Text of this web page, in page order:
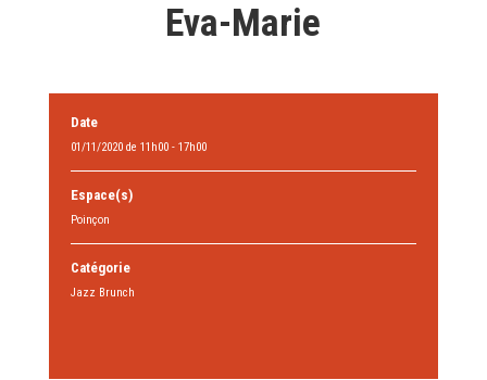
Eva-Marie
Date
01/11/2020 de 11h00 - 17h00
Espace(s)
Poinçon
Catégorie
Jazz Brunch